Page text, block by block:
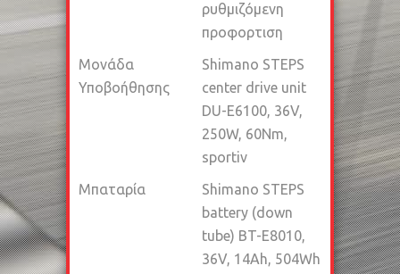
ρυθμιζόμενη
προφορτιση
Μονάδα
Υποβοήθησης
Shimano STEPS
center drive unit
DU-E6100, 36V,
250W, 60Nm,
sportiv
Μπαταρία
Shimano STEPS
battery (down
tube) BT-E8010,
36V, 14Ah, 504Wh